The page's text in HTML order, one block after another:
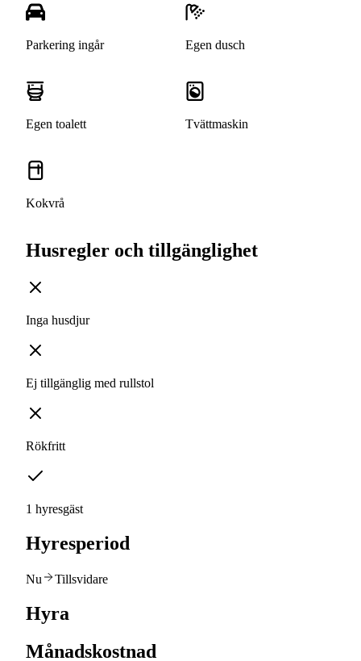
Parkering ingår Egen dusch
Egen toalett Tvättmaskin
Kokvrå
Husregler och tillgänglighet
Inga husdjur
Ej tillgänglig med rullstol
Rökfritt
1 hyresgäst
Hyresperiod
Nu Tillsvidare
Hyra
Månadskostnad